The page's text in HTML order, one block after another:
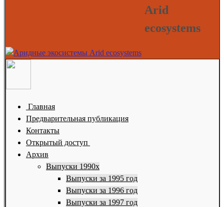
Arid
ecosystems
Главная
Предварительная публикация
Контакты
Открытый доступ
Архив
Выпуски 1990х
Выпуски за 1995 год
Выпуски за 1996 год
Выпуски за 1997 год